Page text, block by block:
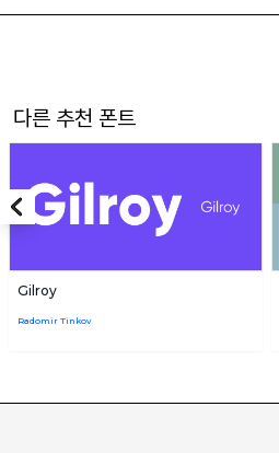
다른 추천 폰트
Gilroy
Radomir Tinkov